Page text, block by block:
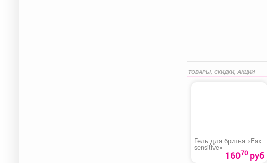
ТОВАРЫ, СКИДКИ, АКЦИИ
Гель для бритья «Fax
sensitive»
16070руб